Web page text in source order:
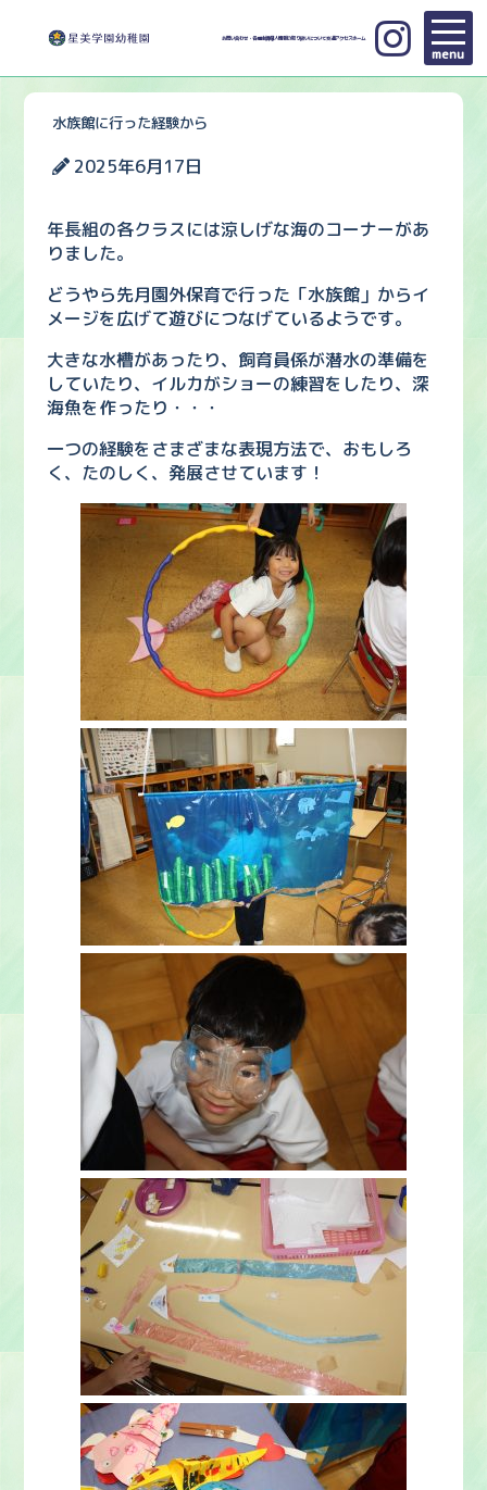
ホーム
交通アクセス
個人情報の取り扱いについて
お問い合わせ・各種申請
menu
水族館に行った経験から
2025年6月17日
年長組の各クラスには涼しげな海のコーナーがあ
りました。
どうやら先月園外保育で行った「水族館」からイ
メージを広げて遊びにつなげているようです。
大きな水槽があったり、飼育員係が潜水の準備を
していたり、イルカがショーの練習をしたり、深
海魚を作ったり・・・
一つの経験をさまざまな表現方法で、おもしろ
く、たのしく、発展させています！